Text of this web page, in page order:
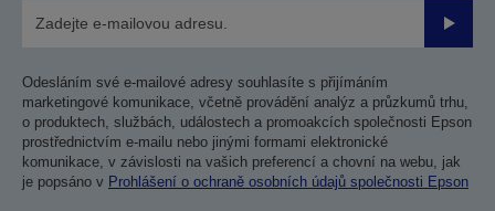
Odesláním své e-mailové adresy souhlasíte s přijímáním
marketingové komunikace, včetně provádění analýz a průzkumů trhu,
o produktech, službách, událostech a promoakcích společnosti Epson
prostřednictvím e-mailu nebo jinými formami elektronické
komunikace, v závislosti na vašich preferencí a chovní na webu, jak
je popsáno v Prohlášení o ochraně osobních údajů společnosti Epson